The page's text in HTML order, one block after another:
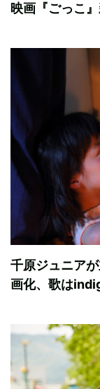
映画『ごっこ
千原ジュニア
画化、歌は